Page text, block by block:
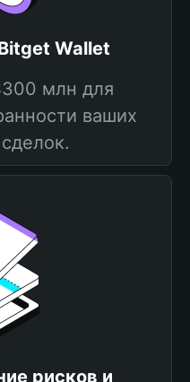
Wallet
млн для
ваших
рисков и